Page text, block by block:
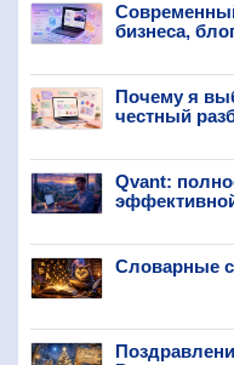
бизнеса,
Почему я
честный
Qvant:
Словарные